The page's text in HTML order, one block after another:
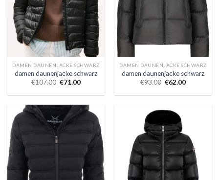
DAMEN DAUNENJACKE SCHWARZ
damen daunenjacke schwarz
€107.00 €71.00
DAMEN DAUNENJACKE SCHWARZ
damen daunenjacke schwarz
€93.00 €62.00